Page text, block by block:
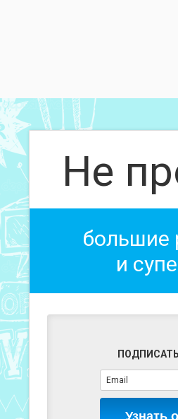
Не
большие
и
Узнать